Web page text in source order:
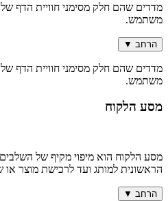
משתמש.
הרחב ▼
משתמש.
מסע הלקוח
מסע הלקוח הוא מיפוי מקיף של
הראשונית למותג ועד לרכישת מוצר או
הרחב ▼